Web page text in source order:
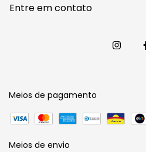
Entre em contato
Meios de pagamento
Meios de envio